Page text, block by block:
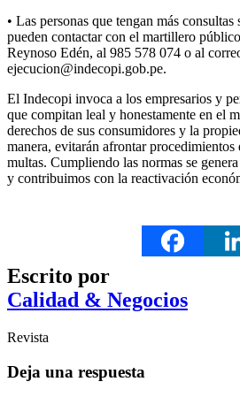
• Las personas que tengan más
pueden contactar con el martillero
Reynoso Edén, al 985 578 074 o al
ejecucion@indecopi.gob.pe.
El Indecopi invoca a los empresarios y
que compitan leal y honestamente en el
derechos de sus consumidores y la
manera, evitarán afrontar
multas. Cumpliendo las normas se
y contribuimos con la reactivación
Escrito por
Calidad & Negocios
Revista
Deja una respuesta